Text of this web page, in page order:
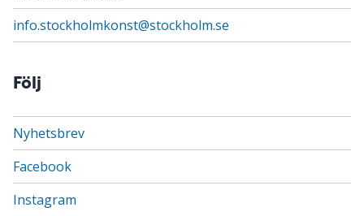
info.stockholmkonst@stockholm.se
Följ
Nyhetsbrev
Facebook
Instagram